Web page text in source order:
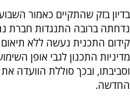
בדיון בזק שהתקיים כאמור
נדחתה ברובה התנגדות חברת
קידום התכנית נעשה ללא
וסביבתו, ובכך סוללת הוועדה
החדשה.